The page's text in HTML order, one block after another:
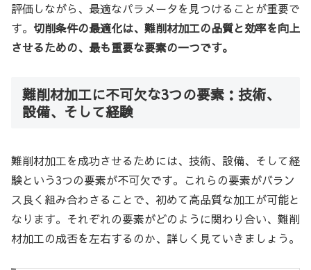
評価しながら、最適なパラメータを見つけることが重要で
す。 切削条件の最適化は、難削材加工の品質と効率を向上
させるための、最も重要な要素の一つです。
難削材加工に不可欠な3つの要素：技術、
設備、そして経験
難削材加工を成功させるためには、技術、設備、そして経
験という3つの要素が不可欠です。これらの要素がバラン
ス良く組み合わさることで、初めて高品質な加工が可能と
なります。それぞれの要素がどのように関わり合い、難削
材加工の成否を左右するのか、詳しく見ていきましょう。